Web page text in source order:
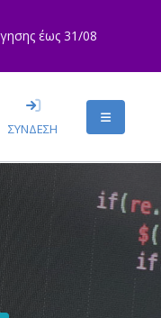
έως 31/08
ΣΥΝΔΕΣΗ